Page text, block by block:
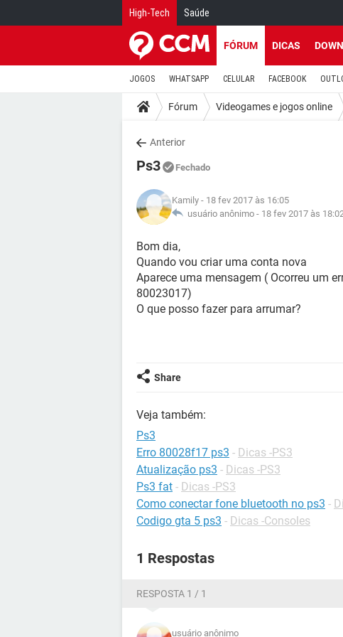
High-Tech Saúde
FÓRUM DICAS
JOGOS WHATSAPP CELULAR FACEBOOK
Fórum Videogames e jogos online
Anterior
Ps3 Fechado
Kamily - 18 fev 2017 às 16:05
usuário anônimo - 18 fev 2017 às
Bom dia,
Quando vou criar uma conta nova
Aparece uma mensagem ( Ocorreu um
80023017)
O que posso fazer para arrumar?
Share
Veja também:
Ps3
Erro 80028f17 ps3 - Dicas -PS3
Atualização ps3 - Dicas -PS3
Ps3 fat - Dicas -PS3
Como conectar fone bluetooth no ps3 -
Codigo gta 5 ps3 - Dicas -Consoles
1 Respostas
RESPOSTA 1 / 1
usuário anônimo